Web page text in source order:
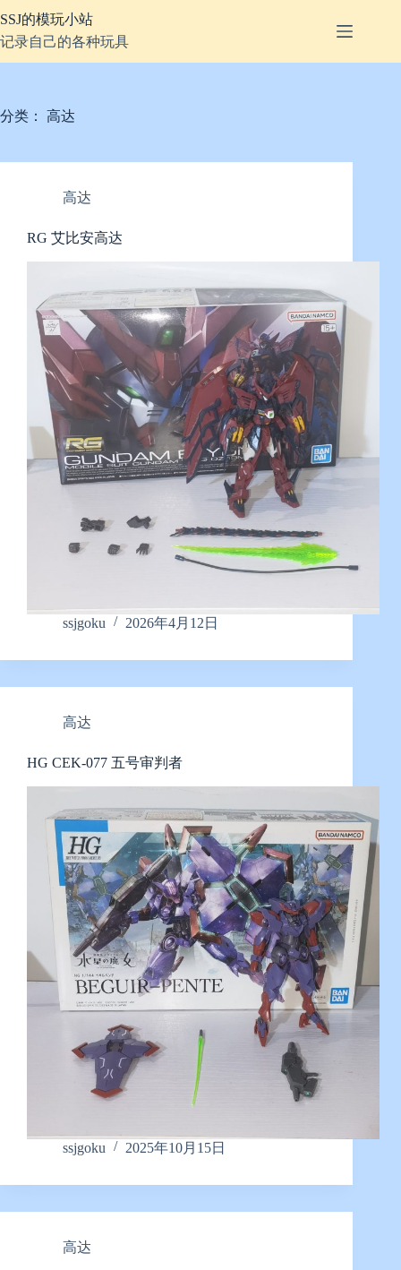
至
内
容
SSJ的模玩小站
记录自己的各种玩具
分类： 高达
高达
RG 艾比安高达
ssjgoku 2026年4月12日
高达
HG CEK-077 五号审判者
ssjgoku 2025年10月15日
高达